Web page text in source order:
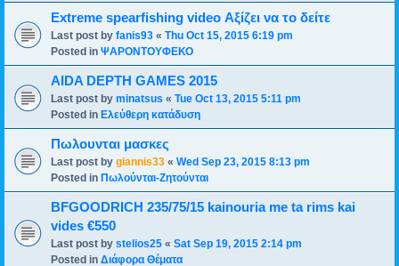
Extreme spearfishing video Αξίζει να το δείτε
Last post by fanis93 « Thu Oct 15, 2015 6:19 pm
Posted in ΨΑΡΟΝΤΟΥΦΕΚΟ
AIDA DEPTH GAMES 2015
Last post by minatsus « Tue Oct 13, 2015 5:11 pm
Posted in Ελεύθερη κατάδυση
Πωλουνται μασκες
Last post by giannis33 « Wed Sep 23, 2015 8:13 pm
Posted in Πωλούνται-Ζητούνται
BFGOODRICH 235/75/15 kainouria me ta rims kai
vides €550
Last post by stelios25 « Sat Sep 19, 2015 2:14 pm
Posted in Διάφορα Θέματα